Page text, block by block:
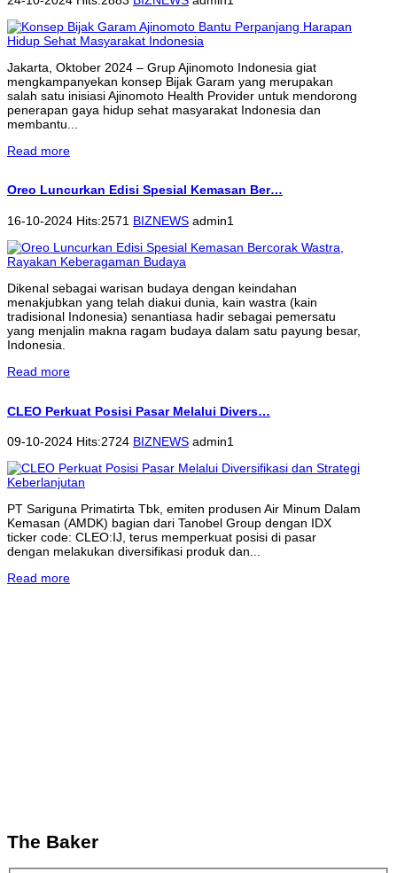
Jakarta, Oktober 2024 – Grup Ajinomoto Indonesia giat
mengkampanyekan konsep Bijak Garam yang merupakan
salah satu inisiasi Ajinomoto Health Provider untuk mendorong
penerapan gaya hidup sehat masyarakat Indonesia dan
membantu...
Read more
Oreo Luncurkan Edisi Spesial Kemasan Ber…
16-10-2024 Hits:2571 BIZNEWS admin1
Dikenal sebagai warisan budaya dengan keindahan
menakjubkan yang telah diakui dunia, kain wastra (kain
tradisional Indonesia) senantiasa hadir sebagai pemersatu
yang menjalin makna ragam budaya dalam satu payung besar,
Indonesia.
Read more
CLEO Perkuat Posisi Pasar Melalui Divers…
09-10-2024 Hits:2724 BIZNEWS admin1
PT Sariguna Primatirta Tbk, emiten produsen Air Minum Dalam
Kemasan (AMDK) bagian dari Tanobel Group dengan IDX
ticker code: CLEO:IJ, terus memperkuat posisi di pasar
dengan melakukan diversifikasi produk dan...
Read more
The Baker